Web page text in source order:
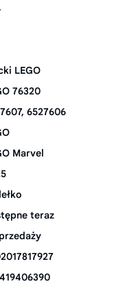
LEGO
76320
6527606
Marvel
teraz